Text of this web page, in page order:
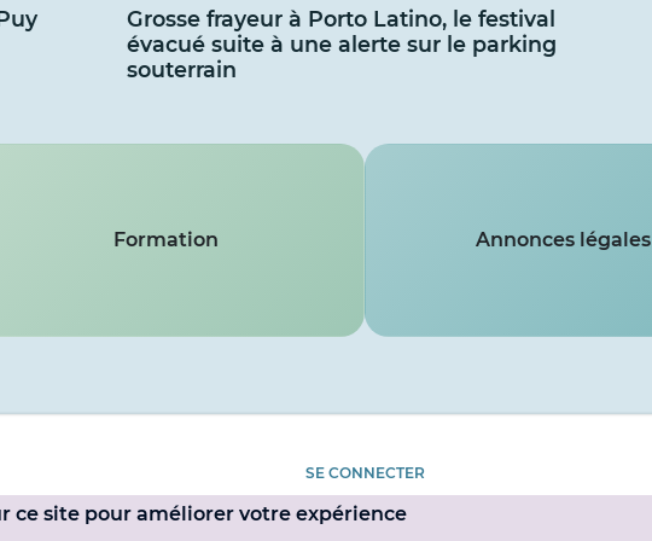
Grosse frayeur à Porto Latino, le festival
évacué suite à une alerte sur le parking
souterrain
Formation Annonces légales
SE CONNECTER
MENTIONS LÉGALES
ce site pour améliorer votre expérience